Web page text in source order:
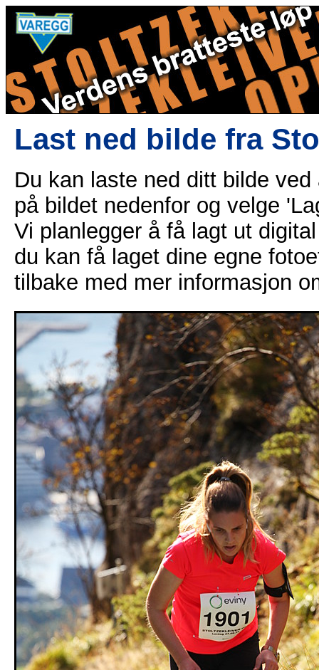
Last ned bilde fra
Du kan laste ned ditt bilde
på bildet nedenfor og velge
Vi planlegger å få lagt ut
du kan få laget dine egne
tilbake med mer informasjon